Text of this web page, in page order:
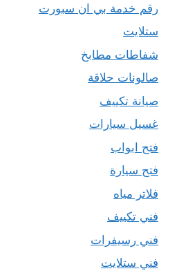
رقم خدمة بي ان سبورت
ستلايت
شفاطات مطابخ
صالونات حلاقة
صيانة تكييف
غسيل سيارات
فتح ابواب
فتح سيارة
فلاتر مياه
فني تكييف
فني رسيفرات
فني ستلايت